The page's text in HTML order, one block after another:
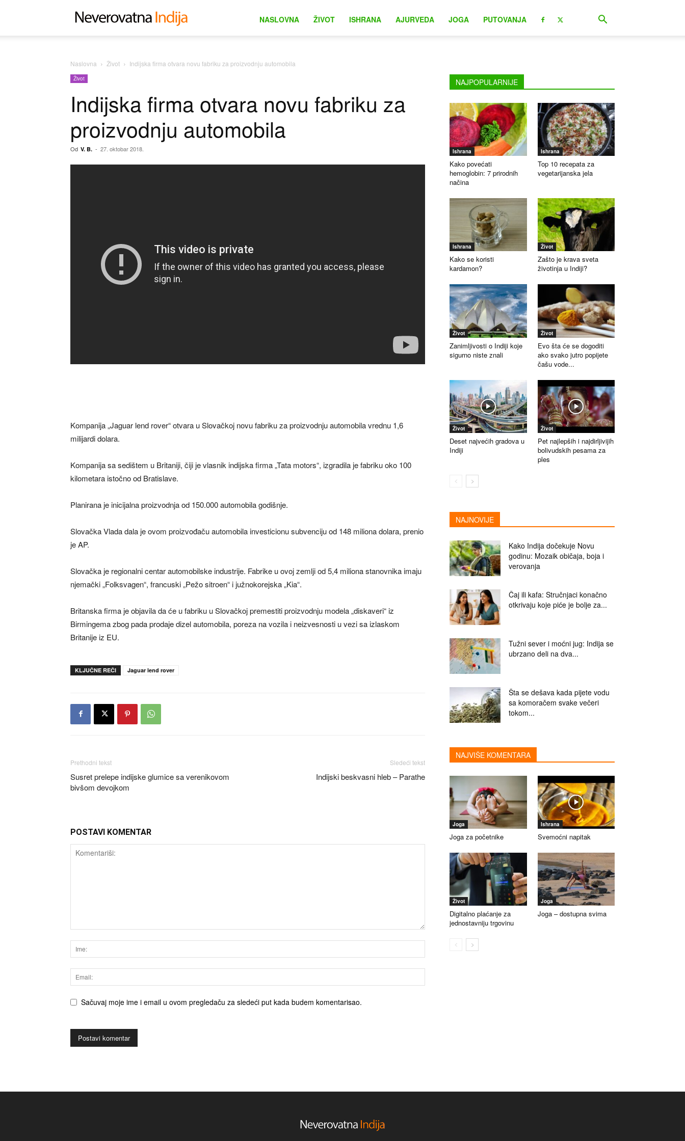
NASLOVNA ŽIVOT ISHRANA AJURVEDA JOGA PUTOVANJA
Naslovna Život Indijska firma otvara novu fabriku za proizvodnju automobila
Život
Indijska firma otvara novu fabriku za
proizvodnju automobila
Od V. B. - 27. oktobar 2018.
Kompanija „Jaguar lend rover“ otvara u Slovačkoj novu fabriku za proizvodnju automobila vrednu 1,6
milijardi dolara.
Kompanija sa sedištem u Britaniji, čiji je vlasnik indijska firma „Tata motors“, izgradila je fabriku oko 100
kilometara istočno od Bratislave.
Planirana je inicijalna proizvodnja od 150.000 automobila godišnje.
Slovačka Vlada dala je ovom proizvođaču automobila investicionu subvenciju od 148 miliona dolara, prenio
je AP.
Slovačka je regionalni centar automobilske industrije. Fabrike u ovoj zemlji od 5,4 miliona stanovnika imaju
njemački „Folksvagen“, francuski „Pežo sitroen“ i južnokorejska „Kia“.
Britanska firma je objavila da će u fabriku u Slovačkoj premestiti proizvodnju modela „diskaveri“ iz
Birmingema zbog pada prodaje dizel automobila, poreza na vozila i neizvesnosti u vezi sa izlaskom
Britanije iz EU.
KLJUČNE REČI Jaguar lend rover
Prethodni tekst
Susret prelepe indijske glumice sa verenikovom
bivšom devojkom
Sledeći tekst
Indijski beskvasni hleb – Parathe
POSTAVI KOMENTAR
Sačuvaj moje ime i email u ovom pregledaču za sledeći put kada budem komentarisao.
NAJPOPULARNIJE
Ishrana
Kako povećati
hemoglobin: 7 prirodnih
načina
Ishrana
Top 10 recepata za
vegetarijanska jela
Ishrana
Kako se koristi
kardamon?
Život
Zašto je krava sveta
životinja u Indiji?
Život
Zanimljivosti o Indiji koje
sigurno niste znali
Život
Evo šta će se dogoditi
ako svako jutro popijete
čašu vode...
Život
Deset najvećih gradova u
Indiji
Život
Pet najlepših i najdirljivijih
bolivudskih pesama za
ples
NAJNOVIJE
Kako Indija dočekuje Novu
godinu: Mozaik običaja, boja i
verovanja
Čaj ili kafa: Stručnjaci konačno
otkrivaju koje piće je bolje za...
Tužni sever i moćni jug: Indija se
ubrzano deli na dva...
Šta se dešava kada pijete vodu
sa komoračem svake večeri
tokom...
NAJVIŠE KOMENTARA
Joga
Joga za početnike
Ishrana
Svemoćni napitak
Život
Digitalno plaćanje za
jednostavniju trgovinu
Joga
Joga – dostupna svima